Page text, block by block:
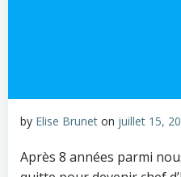
by Elise Brunet on juillet 15,
Après 8 années parmi